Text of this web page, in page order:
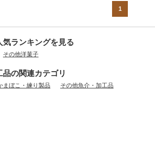
1
気ランキングを見る
その他洋菓子
の関連カテゴリ
まぼこ・練り製品 その他魚介・加工品